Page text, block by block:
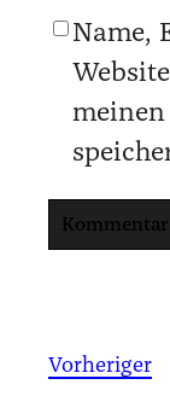
Name,
Vorheriger